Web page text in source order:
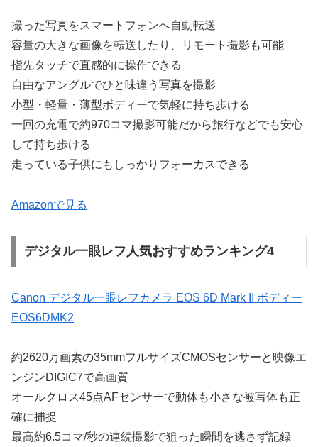
撮った写真をスマートフォンへ自動転送
容量の大きな画像を転送したり、リモート撮影も可能
指先タッチで直感的に操作できる
自由なアングルでひと味違う写真を撮影
小型・軽量・薄型ボディーで気軽に持ち歩ける
一回の充電で約970コマ撮影可能だから旅行などでも安心
して持ち歩ける
走っている子供にもしっかりフォーカスできる
Amazonで見る
デジタル一眼レフ人気おすすめランキング4
Canon デジタル一眼レフカメラ EOS 6D Mark II ボディー
EOS6DMK2
約2620万画素の35mmフルサイズCMOSセンサーと映像エ
ンジンDIGIC7で高画質
オールクロス45点AFセンサーで動体も小さな被写体も正
確に捕捉
最高約6.5コマ/秒の連続撮影で狙った瞬間を逃さず記録